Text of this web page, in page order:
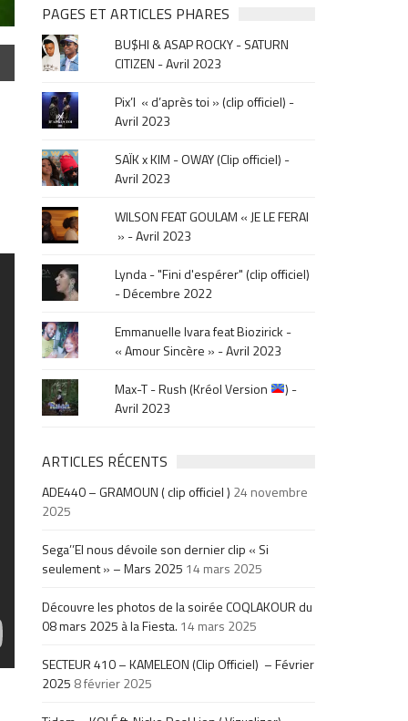
&
musique,
click
sur
le
mois
de
la
sortie
.
PAGES ET ARTICLES PHARES
BU$HI & ASAP ROCKY - SATURN
CITIZEN - Avril 2023
Pix’l « d’après toi » (clip officiel) -
Avril 2023
SAÏK x KIM - OWAY (Clip officiel) -
Avril 2023
WILSON FEAT GOULAM « JE LE FERAI
» - Avril 2023
Lynda - "Fini d'espérer" (clip officiel)
- Décembre 2022
Emmanuelle Ivara feat Biozirick -
« Amour Sincère » - Avril 2023
Max-T - Rush (Kréol Version
) -
Avril 2023
ARTICLES RÉCENTS
ADE440 – GRAMOUN ( clip officiel ) 24 novembre
2025
Sega’’El nous dévoile son dernier clip « Si
seulement » – Mars 2025 14 mars 2025
Découvre les photos de la soirée COQLAKOUR du
08 mars 2025 à la Fiesta. 14 mars 2025
SECTEUR 410 – KAMELEON (Clip Officiel) – Février
2025 8 février 2025